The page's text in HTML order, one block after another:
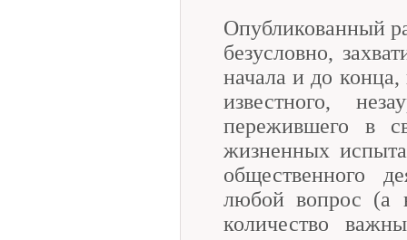
Опубликованный
безусловно,
начала и до
известного,
пережившего в
жизненных
общественного
любой вопрос (а
количество